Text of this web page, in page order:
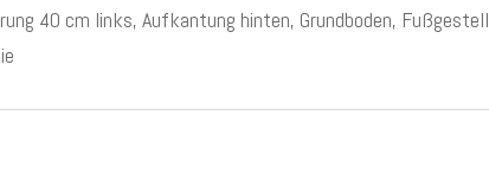
40 cm links, Aufkantung hinten, Grundboden, Fußgestell